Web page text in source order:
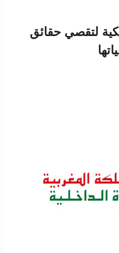
لتقصي حقائق